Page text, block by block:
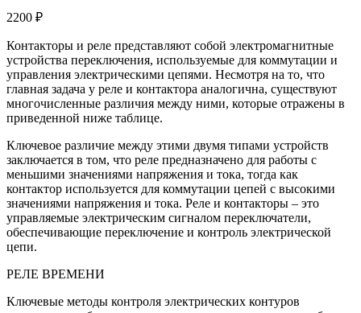
2200 ₽
Контакторы и реле представляют собой электромагнитные
устройства переключения, используемые для коммутации и
управления электрическими цепями. Несмотря на то, что
главная задача у реле и контактора аналогична, существуют
многочисленные различия между ними, которые отражены в
приведенной ниже таблице.
Ключевое различие между этими двумя типами устройств
заключается в том, что реле предназначено для работы с
меньшими значениями напряжения и тока, тогда как
контактор используется для коммутации цепей с высокими
значениями напряжения и тока. Реле и контакторы – это
управляемые электрическим сигналом переключатели,
обеспечивающие переключение и контроль электрической
цепи.
РЕЛЕ ВРЕМЕНИ
Ключевые методы контроля электрических контуров